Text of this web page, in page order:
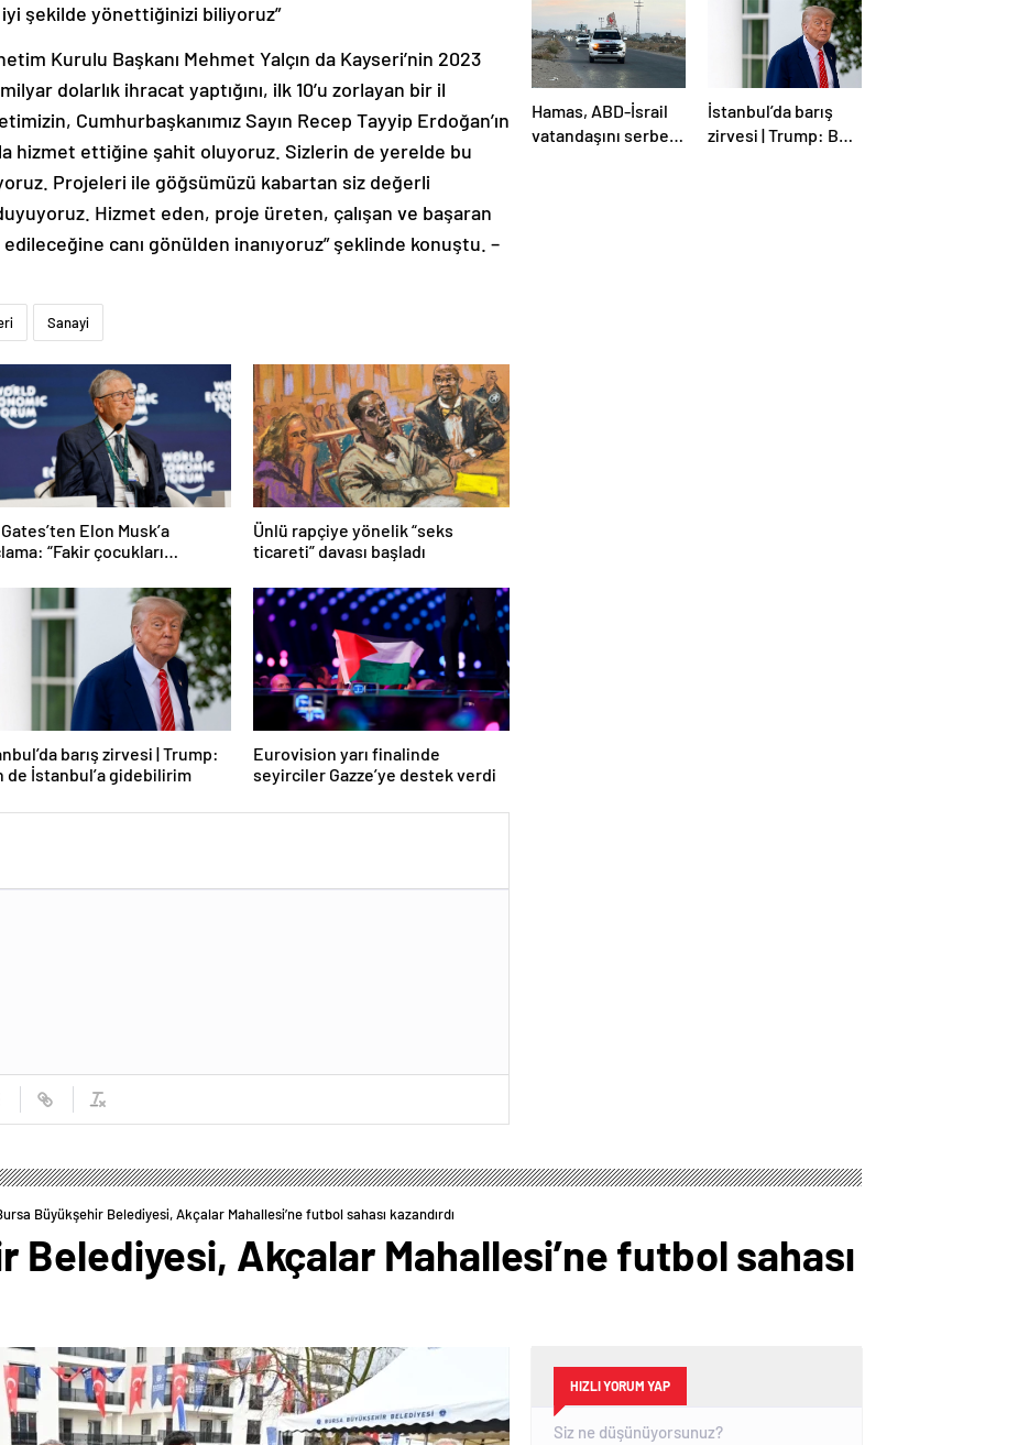
iyi şekilde yönettiğinizi biliyoruz”
Kurulu Başkanı Mehmet Yalçın da Kayseri’nin 2023
dolarlık ihracat yaptığını, ilk 10’u zorlayan bir il
Cumhurbaşkanımız Sayın Recep Tayyip Erdoğan’ın
hizmet ettiğine şahit oluyoruz. Sizlerin de yerelde bu
Projeleri ile göğsümüzü kabartan siz değerli
duyuyoruz. Hizmet eden, proje üreten, çalışan ve başaran
canı gönülden inanıyoruz” şeklinde konuştu. –
Sanayi
Elon Musk’a
“Fakir çocukları
Ünlü rapçiye yönelik “seks
ticareti” davası başladı
barış zirvesi | Trump:
de İstanbul’a gidebilirim
Eurovision yarı finalinde
seyirciler Gazze’ye destek verdi
Hamas, ABD-İsrail
vatandaşını serbest
İstanbul’da barış
zirvesi | Trump: Ben
Büyükşehir Belediyesi, Akçalar Mahallesi’ne futbol sahası kazandırdı
Belediyesi, Akçalar Mahallesi’ne futbol sahası
HIZLI YORUM YAP